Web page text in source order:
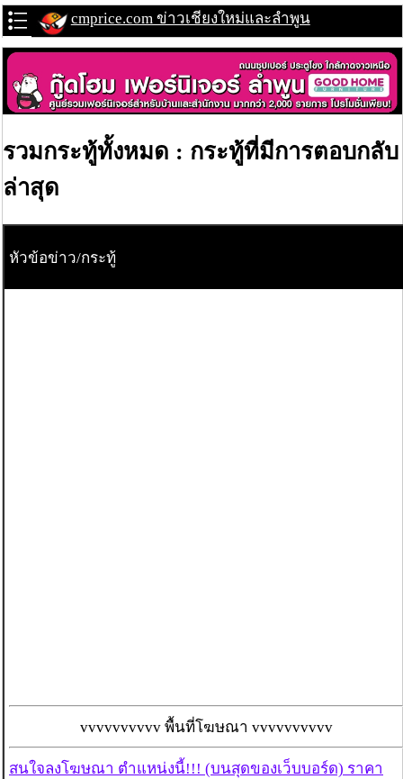
cmprice.com ข่าวเชียงใหม่และลำพูน
รวมกระทู้ทั้งหมด : กระทู้ที่มีการตอบกลับ
ล่าสุด
หัวข้อข่าว/กระทู้
vvvvvvvvvv พื้นที่โฆษณา vvvvvvvvvv
สนใจลงโฆษณา ตำแหน่งนี้!!! (บนสุดของเว็บบอร์ด) ราคา